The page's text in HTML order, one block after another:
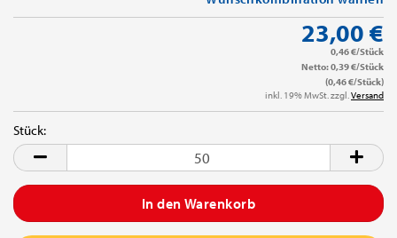
23,00 €
0,46 €/Stück
Netto: 0,39 €/Stück
(0,46 €/Stück)
inkl. 19% MwSt. zzgl.Versand
Stück:
Stück